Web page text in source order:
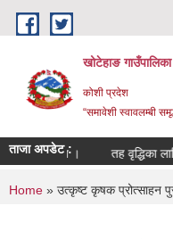
Skip to main content
खोटेहाङ गाउँपालिका
कोशी प्रदेश
“समावेशी स्वावलम्बी
ताजा अपडेट :
सूचना । तह वृद्धिका
You are here
Home » उत्कृष्ट कृषक प्रोत्साहन